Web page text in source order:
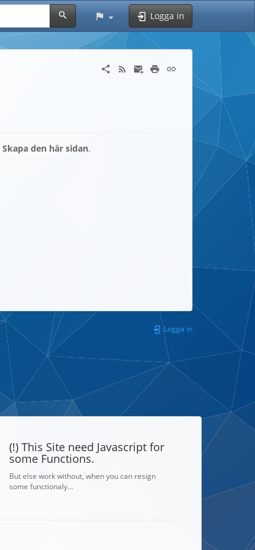
Logga in
Skapa den här sidan.
Logga in
(!) This Site need Javascript for
some Functions.
But else work without, when you can resign
some functionaly…